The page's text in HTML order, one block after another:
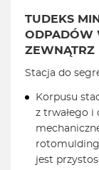
TUDEKS
ODPADÓW
ZEWNĄTRZ
Stacja do
Korpusu
z trwałego i
jest